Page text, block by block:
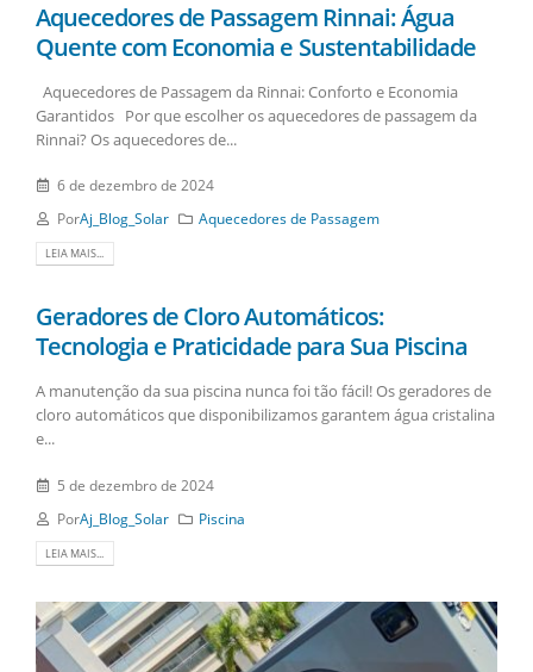
Aquecedores de Passagem Rinnai: Água
Quente com Economia e Sustentabilidade
Aquecedores de Passagem da Rinnai: Conforto e Economia
Garantidos Por que escolher os aquecedores de passagem da
Rinnai? Os aquecedores de...
6 de dezembro de 2024
PorAj_Blog_Solar Aquecedores de Passagem
LEIA MAIS...
Geradores de Cloro Automáticos:
Tecnologia e Praticidade para Sua Piscina
A manutenção da sua piscina nunca foi tão fácil! Os geradores de
cloro automáticos que disponibilizamos garantem água cristalina
e...
5 de dezembro de 2024
PorAj_Blog_Solar Piscina
LEIA MAIS...